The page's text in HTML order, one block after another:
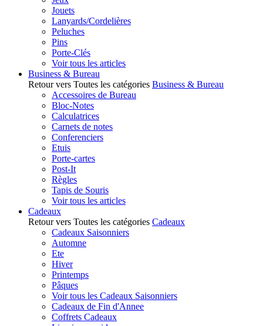
Jouets
Lanyards/Cordelières
Peluches
Pins
Porte-Clés
Voir tous les articles
Business & Bureau
Retour vers Toutes les catégories Business & Bureau
Accessoires de Bureau
Bloc-Notes
Calculatrices
Carnets de notes
Conferenciers
Etuis
Porte-cartes
Post-It
Règles
Tapis de Souris
Voir tous les articles
Cadeaux
Retour vers Toutes les catégories Cadeaux
Cadeaux Saisonniers
Automne
Ete
Hiver
Printemps
Pâques
Voir tous les Cadeaux Saisonniers
Cadeaux de Fin d'Annee
Coffrets Cadeaux